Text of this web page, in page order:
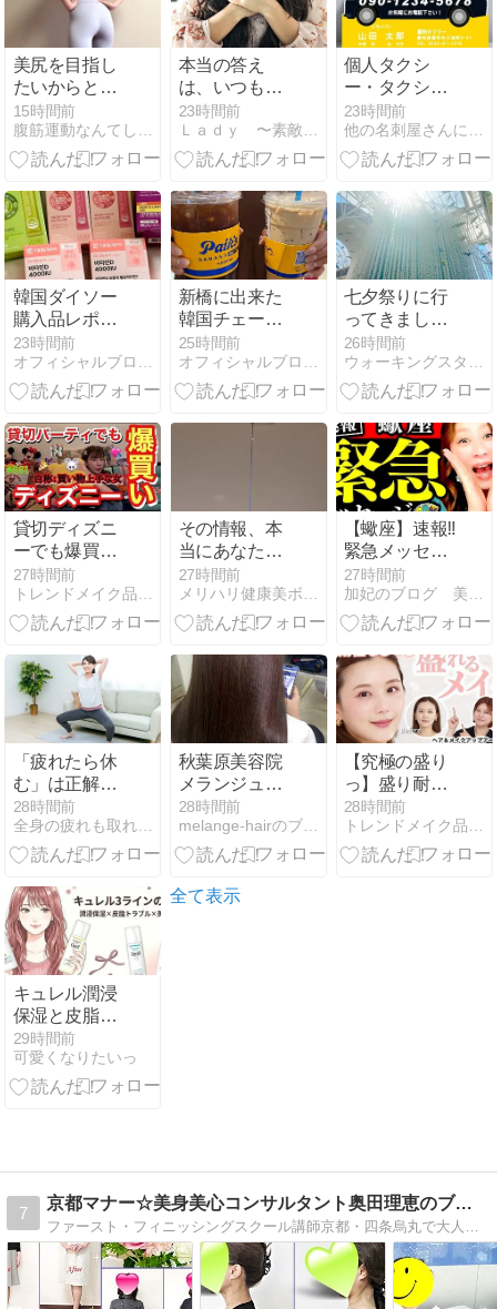
コレクション
美尻を目指し
たいからとい
って、お尻ば
かりトレーニ
ングしてもダ
15時間前
本当の答え
は、いつもあ
なたの心の中
にある
23時間前
個人タクシ
ー・タクシー
運転手におす
すめ！車型の
切抜名刺デザ
23時間前
韓国ダイソー
購入品レポ
〈2026年4月
ver.〉
23時間前
新橋に出来た
韓国チェーン
店『ペクスダ
バン』飲んで
みた！
25時間前
七夕祭りに行
ってきまし
た〜♪
26時間前
貸切ディズニ
ーでも爆買い
🐭🏰プライベ
ート・イブニ
ング・パーテ
は約2〜３時
間だったけど
その間も買い
物は忘てませ
んがチミちゃ
んは買うもの
が本当に大人
になりました
27時間前
トレンドメイク品質向上委員会(婚活に役立つ劇的メイク動画)
その情報、本
当にあなたに
合っています
か？
27時間前
メリハリ健康美ボディをつくる！姿勢＆ストレッチ教室
【蠍座】速報‼️
緊急メッセー
ジ㊗️※超重要‼️
億どころじゃ
ない⁉️衝撃事実
ゃ〜
27時間前
加妃のブログ 美オーラ開運アドバイザーの毎日
「疲れたら休
む」は正解？
40代からは“休
み方”も筋力ト
レーニングも
28時間前
全身の疲れも取れる小顔コルギ専門サロン ゆめこるぎ
秋葉原美容院
メランジュ・
ブログ
28時間前
melange-hairのブログ 秋葉原の美容室
【究極の盛り
っ】盛り耐性
ない人集まれ
💄しっかり盛
れるのにケバ
28時間前
トレンドメイク品質向上委員会(婚活に役立つ劇的メイク動画)
キュレル潤浸
保湿と皮脂ト
ラブルケアの
違い｜シミ対
策ケアの選び
29時間前
可愛くなりたいっ
全て表示
7
京都マナー☆美身美心コンサルタント奥田理恵のブログです！